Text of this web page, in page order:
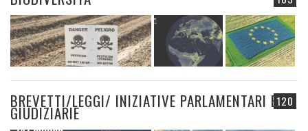
120
BREVETTI/LEGGI/ INIZIATIVE PARLAMENTARI E
GIUDIZIARIE